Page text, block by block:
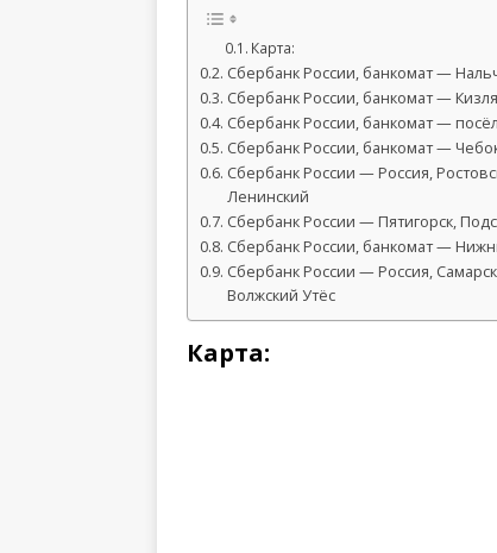
Карта:
Сбербанк России, банкомат —
Сбербанк России, банкомат —
Сбербанк России, банкомат —
Сбербанк России, банкомат —
Сбербанк России — Россия,
Ленинский
Сбербанк России — Пятигорск,
Сбербанк России, банкомат —
Сбербанк России — Россия,
Волжский Утёс
Карта: